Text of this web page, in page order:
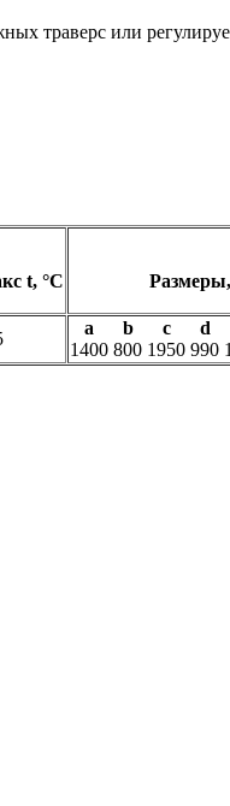
траверс или
t, °C
a b c d
1400 800 1950 990